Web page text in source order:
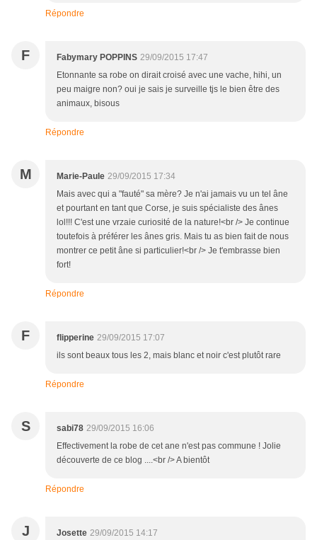
Répondre
F Fabymary POPPINS 29/09/2015 17:47
Etonnante sa robe on dirait croisé avec une vache, hihi, un
peu maigre non? oui je sais je surveille tjs le bien être des
animaux, bisous
Répondre
M Marie-Paule 29/09/2015 17:34
Mais avec qui a "fauté" sa mère? Je n'ai jamais vu un tel âne
et pourtant en tant que Corse, je suis spécialiste des ânes
lol!!! C'est une vrzaie curiosité de la nature!<br /> Je continue
toutefois à préférer les ânes gris. Mais tu as bien fait de nous
montrer ce petit âne si particulier!<br /> Je t'embrasse bien
fort!
Répondre
F flipperine 29/09/2015 17:07
ils sont beaux tous les 2, mais blanc et noir c'est plutôt rare
Répondre
S sabi78 29/09/2015 16:06
Effectivement la robe de cet ane n'est pas commune ! Jolie
découverte de ce blog ....<br /> A bientôt
Répondre
J Josette 29/09/2015 14:17